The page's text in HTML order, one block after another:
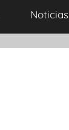
Noticias